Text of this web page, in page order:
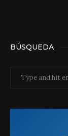
BÚSQUEDA